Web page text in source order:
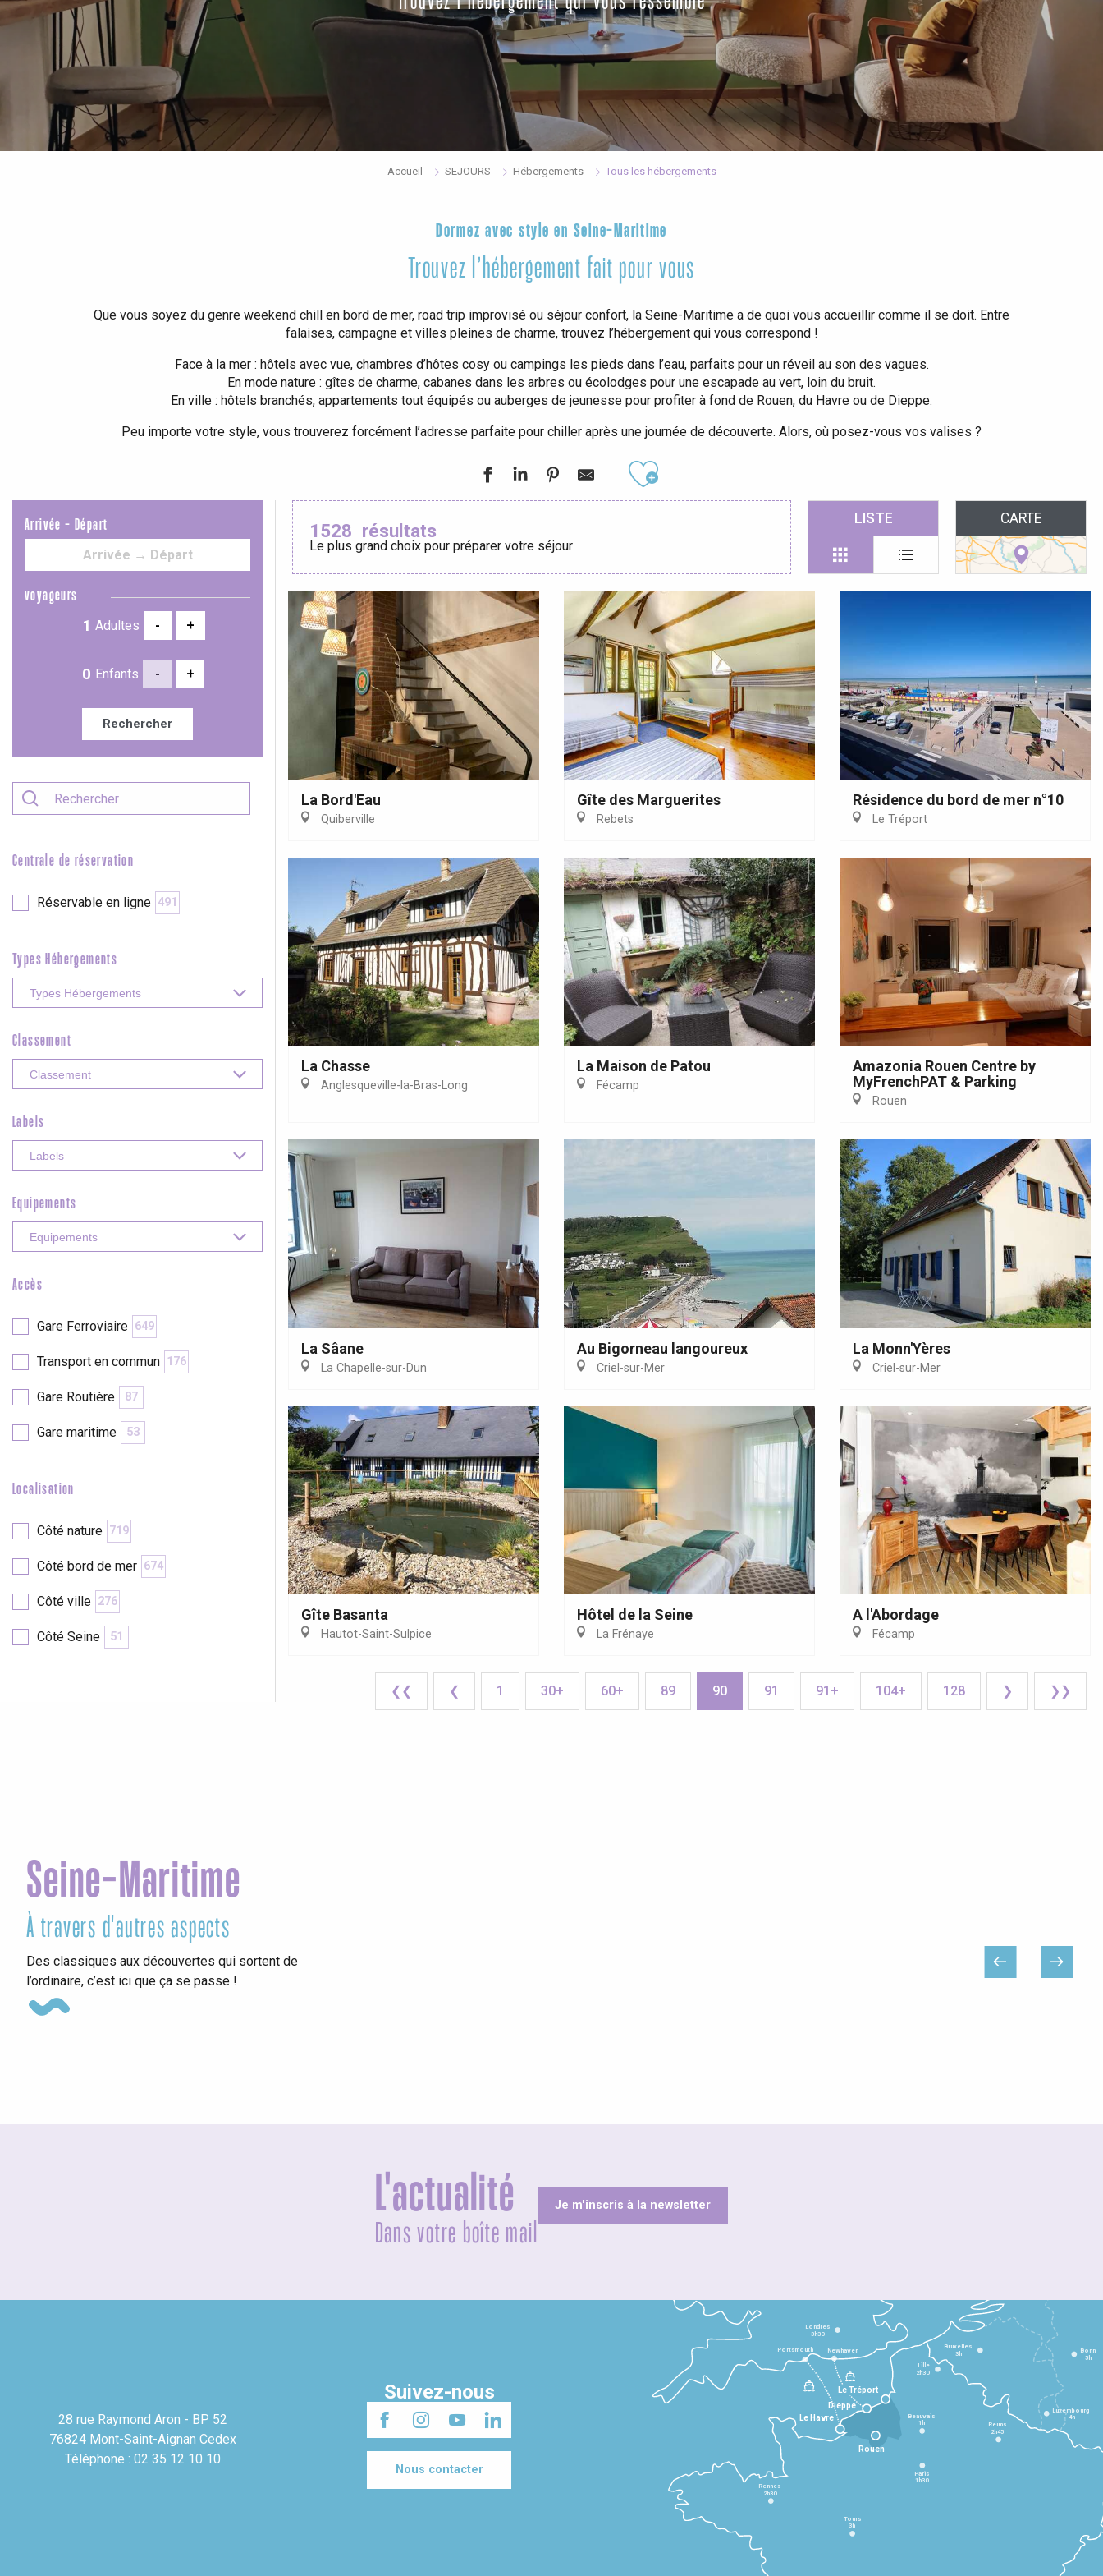
Lille 2h30
Seine
Val-de-Scie
Eu
Forges-les-Eaux
Valery-en-Caux
Le Tréport
Blangy-sur-Bresle
Neufchâtel-en-Bray
Dieppe
Paris 1h30
Eté
Quand il pleut
Avec les enfants
Entre amis
Meilleurs brunch
Restaurants avec vue
mer
Séjours en train
Séjours à vélo
Accueil SEJOURS Hébergements Tous les hébergements
Dormez avec style en Seine-Maritime
Trouvez l’hébergement fait pour vous
Que vous soyez du genre weekend chill en bord de mer, road trip improvisé ou séjour confort, la Seine-Maritime a de quoi vous accueillir comme il se doit. Entre
falaises, campagne et villes pleines de charme, trouvez l’hébergement qui vous correspond !
Face à la mer : hôtels avec vue, chambres d’hôtes cosy ou campings les pieds dans l’eau, parfaits pour un réveil au son des vagues.
En mode nature : gîtes de charme, cabanes dans les arbres ou écolodges pour une escapade au vert, loin du bruit.
En ville : hôtels branchés, appartements tout équipés ou auberges de jeunesse pour profiter à fond de Rouen, du Havre ou de Dieppe.
Peu importe votre style, vous trouverez forcément l’adresse parfaite pour chiller après une journée de découverte. Alors, où posez-vous vos valises ?
Ajouter aux favoris
Arrivée - Départ
voyageurs
Adultes
- +
Enfants - +
Rechercher
Centrale de réservation
Réservable en ligne 491
Types Hébergements
Classement
Labels
Equipements
Accès
Gare Ferroviaire 649
Transport en commun 176
Gare Routière 87
Gare maritime 53
Localisation
Côté nature 719
Côté bord de mer 674
Côté ville 276
Côté Seine 51
1528 résultats
Le plus grand choix pour préparer votre séjour
LISTE CARTE
La Bord'Eau
Quiberville
Gîte des Marguerites
Rebets
Résidence du bord de mer n°10
Le Tréport
La Chasse
Anglesqueville-la-Bras-Long
La Maison de Patou
Fécamp
Amazonia Rouen Centre by
MyFrenchPAT & Parking
Rouen
La Sâane
La Chapelle-sur-Dun
Au Bigorneau langoureux
Criel-sur-Mer
La Monn'Yères
Criel-sur-Mer
Gîte Basanta
Hautot-Saint-Sulpice
Hôtel de la Seine
La Frénaye
A l'Abordage
Fécamp
❮❮ ❮ 1 30+ 60+ 89 90 91 91+ 104+ 128 ❯ ❯❯
Seine-Maritime
À travers d'autres aspects
Des classiques aux découvertes qui sortent de
l’ordinaire, c’est ici que ça se passe !
L'actualité
Dans votre boîte mail
Je m'inscris à la newsletter
28 rue Raymond Aron - BP 52
76824 Mont-Saint-Aignan Cedex
Téléphone : 02 35 12 10 10
Suivez-nous
Nous contacter
Le Havre
Dieppe
Le Tréport
Rennes
2h30
Tours
3h
Paris
1h30
Beauvais
1h Reims
2h45
Lille
2h30
Bruxelles
3h
Londres
3h30
Newhaven
Portsmouth Bonn
5h
Luxembourg
4h
Rouen